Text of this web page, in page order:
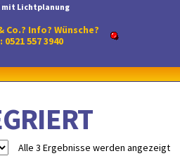
mit Lichtplanung
Co.? Info? Wünsche?
557 3940
Alle 3 Ergebnisse werden angezeigt